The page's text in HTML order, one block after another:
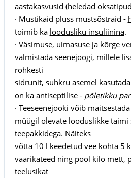
aastakasvusid (heledad
· Mustikaid pluss mustsõstraid -
toimib ka loodusliku insuliinina.
· Väsimuse, uimasuse ja kõrge
valmistada seenejoogi, millele
rohkesti
sidrunit, suhkru asemel
on ka antiseptilise - põletikku
· Teeseenejooki võib
müügil olevate looduslikke taimi
teepakkidega. Näiteks
võtta 10 l keedetud vee kohta 5
vaarikateed ning pool kilo mett,
teelusikat